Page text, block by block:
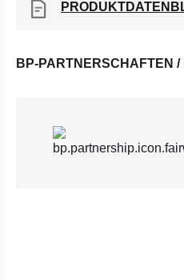
BP-PARTNERSCHAFTEN